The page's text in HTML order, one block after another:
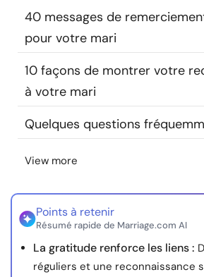
Communauté
Trouver un thérapeute
Langue
nous
© Copyright 2026. Tous
40 messages de
pour votre mari
10 façons de montrer votre
à votre mari
Quelques questions
View more
Points à retenir
Résumé rapide de Marriage.com AI
La gratitude renforce les liens :
réguliers et une reconnaissance